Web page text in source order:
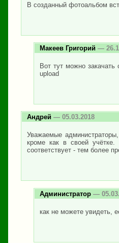
В созданный фотоальбом
Макеев Григорий —
Вот тут можно закачать
upload
Андрей — 05.03.2018
Уважаемые
кроме как в своей
соответствует - тем более
Администратор —
как не можете увидеть,